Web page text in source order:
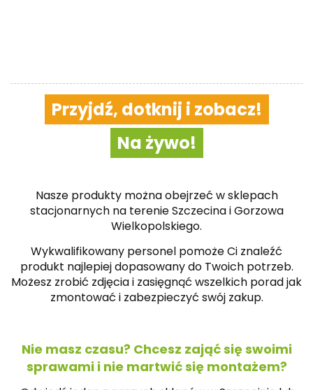
Przyjdź, dotknij i zobacz!
Na żywo!
Nasze produkty można obejrzeć w sklepach
stacjonarnych na terenie Szczecina i Gorzowa
Wielkopolskiego.
Wykwalifikowany personel pomoże Ci znaleźć
produkt najlepiej dopasowany do Twoich potrzeb.
Możesz zrobić zdjęcia i zasięgnąć wszelkich porad jak
zmontować i zabezpieczyć swój zakup.
Nie masz czasu? Chcesz zająć się swoimi
sprawami i nie martwić się montażem?